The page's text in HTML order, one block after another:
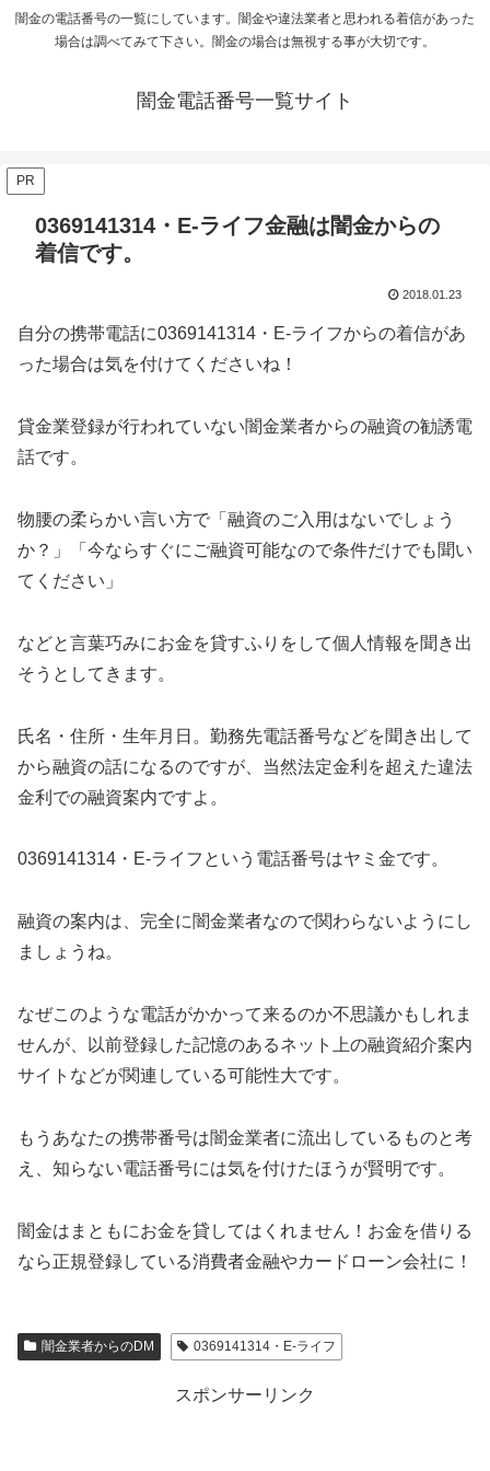
闇金の電話番号の一覧にしています。闇金や違法業者と思われる着信があった
場合は調べてみて下さい。闇金の場合は無視する事が大切です。
闇金電話番号一覧サイト
PR
0369141314・E-ライフ金融は闇金からの
着信です。
2018.01.23
自分の携帯電話に0369141314・E-ライフからの着信があ
った場合は気を付けてくださいね！
貸金業登録が行われていない闇金業者からの融資の勧誘電
話です。
物腰の柔らかい言い方で「融資のご入用はないでしょう
か？」「今ならすぐにご融資可能なので条件だけでも聞い
てください」
などと言葉巧みにお金を貸すふりをして個人情報を聞き出
そうとしてきます。
氏名・住所・生年月日。勤務先電話番号などを聞き出して
から融資の話になるのですが、当然法定金利を超えた違法
金利での融資案内ですよ。
0369141314・E-ライフ という電話番号はヤミ金です。
融資の案内は、完全に闇金業者なので関わらないようにし
ましょうね。
なぜこのような電話がかかって来るのか不思議かもしれま
せんが、以前登録した記憶のあるネット上の融資紹介案内
サイトなどが関連している可能性大です。
もうあなたの携帯番号は闇金業者に流出しているものと考
え、知らない電話番号には気を付けたほうが賢明です。
闇金はまともにお金を貸してはくれません！お金を借りる
なら正規登録している消費者金融やカードローン会社に！
闇金業者からのDM 0369141314・E-ライフ
スポンサーリンク